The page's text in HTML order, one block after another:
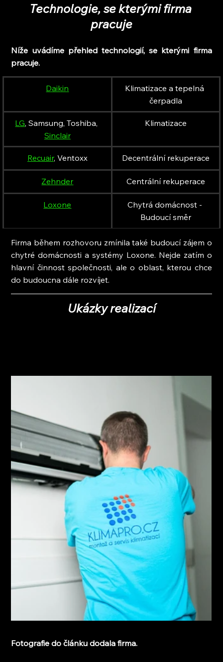
Technologie, se kterými firma
pracuje
Níže uvádíme přehled technologií, se kterými firma
pracuje.
Daikin
Klimatizace a tepelná
čerpadla
LG, Samsung, Toshiba,
Sinclair
Klimatizace
Recuair, Ventoxx Decentrální rekuperace
Zehnder Centrální rekuperace
Loxone
Chytrá domácnost -
Budoucí směr
Firma během rozhovoru zmínila také budoucí zájem o
chytré domácnosti a systémy Loxone. Nejde zatím o
hlavní činnost společnosti, ale o oblast, kterou chce
do budoucna dále rozvíjet.
Ukázky realizací
Fotografie do článku dodala firma.